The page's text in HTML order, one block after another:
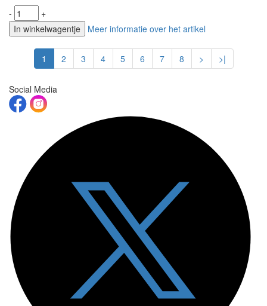
-
+
In winkelwagentje
Meer informatie over het artikel
1 2 3 4 5 6 7 8 > >|
Social Media